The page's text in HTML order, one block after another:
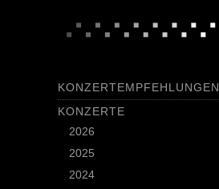
KONZERTEMPFEHLUNGEN
KONZERTE
2026
2025
2024